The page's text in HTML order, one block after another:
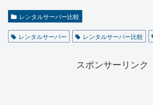
レンタルサーバー比較
レンタルサーバー レンタルサーバー比較
スポンサーリンク